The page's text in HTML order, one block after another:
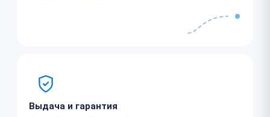
Выдача и гарантия